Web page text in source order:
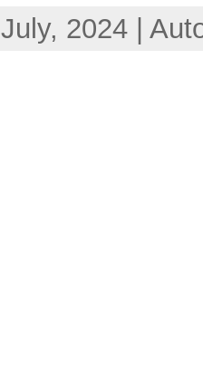
July, 2024 |